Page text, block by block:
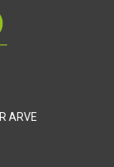
ARVE